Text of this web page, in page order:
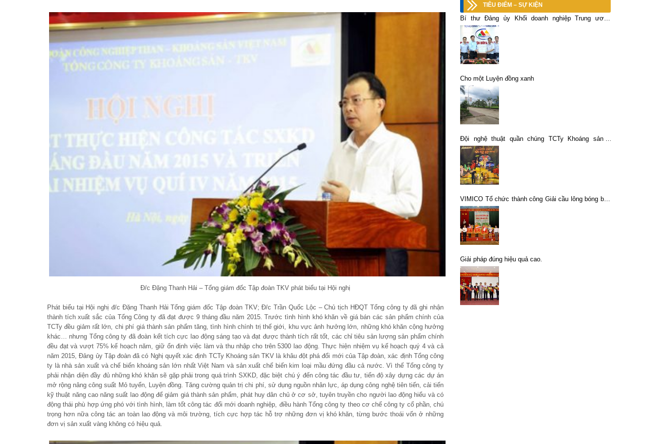
Đ/c Đặng Thanh Hải – Tổng giám đốc Tập đoàn TKV phát biểu tại Hội nghị
Phát biểu tại Hội nghị đ/c Đặng Thanh Hải Tổng giám đốc Tập đoàn TKV; Đ/c Trần Quốc Lộc – Chủ tịch HĐQT Tổng công ty đã ghi nhận
thành tích xuất sắc của Tổng Công ty đã đạt được 9 tháng đầu năm 2015. Trước tình hình khó khăn về giá bán các sản phẩm chính của
TCTy đều giảm rất lớn, chi phí giá thành sản phẩm tăng, tình hình chính trị thế giới, khu vực ảnh hưởng lớn, những khó khăn cộng hưởng
khác… nhưng Tổng công ty đã đoàn kết tích cực lao động sáng tạo và đạt được thành tích rất tốt, các chỉ tiêu sản lượng sản phẩm chính
đều đạt và vượt 75% kế hoạch năm, giữ ổn định việc làm và thu nhập cho trên 5300 lao động. Thực hiện nhiệm vụ kế hoạch quý 4 và cả
năm 2015, Đảng ủy Tập đoàn đã có Nghị quyết xác định TCTy Khoáng sản TKV là khâu đột phá đổi mới của Tập đoàn, xác định Tổng công
ty là nhà sản xuất và chế biến khoáng sản lớn nhất Việt Nam và sản xuất chế biến kim loại mầu đứng đầu cả nước. Vì thế Tổng công ty
phải nhận diện đầy đủ những khó khăn sẽ gặp phải trong quá trình SXKD, đặc biệt chú ý đến công tác đầu tư, tiến độ xây dựng các dự án
mở rộng nâng công suất Mỏ tuyển, Luyện đồng. Tăng cường quản trị chi phí, sử dụng nguồn nhân lực, áp dụng công nghệ tiên tiến, cải tiến
kỹ thuật năng cao năng suất lao động để giảm giá thành sản phẩm, phát huy dân chủ ở cơ sở, tuyên truyền cho người lao động hiểu và có
động thái phù hợp ứng phó với tình hình, làm tốt công tác đổi mới doanh nghiệp, điều hành Tổng công ty theo cơ chế công ty cổ phần, chú
trọng hơn nữa công tác an toàn lao động và môi trường, tích cực hợp tác hỗ trợ những đơn vị khó khăn, từng bước thoái vốn ở những
đơn vị sản xuất vàng không có hiệu quả.
TIÊU ĐIỂM – SỰ KIỆN
Bí thư Đảng ủy Khối doanh nghiệp Trung ương
Nguyễn Long Hải thăm và làm việc tại Chi nhánh
Luyện đồng Lào Cai -Vimico
Cho một Luyện đồng xanh
Đội nghệ thuật quần chúng TCTy Khoáng sản –
Vinacomin đoạt giải Nhì các đội mạnh Hội diễn Nghệ
thuật quần chúng TKV năm 2014
VIMICO Tổ chức thành công Giải cầu lông bóng bàn
phong trào năm 2018
Giải pháp đúng hiệu quả cao.